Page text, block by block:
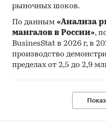
рыночных шоков.
По данным «Анализа
мангалов в России»,
BusinesStat в 2026 г, в
производство
пределах от 2,5 до 2,9